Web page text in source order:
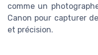
comme un
Canon pour capturer
et précision.